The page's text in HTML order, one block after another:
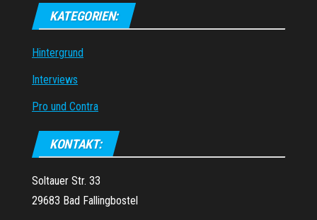
KATEGORIEN:
Hintergrund
Interviews
Pro und Contra
KONTAKT:
Soltauer Str. 33
29683 Bad Fallingbostel